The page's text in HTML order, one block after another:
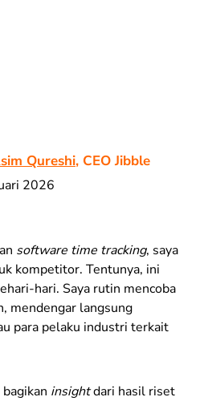
Qureshi, CEO Jibble
2026
software time tracking, saya
kompetitor. Tentunya, ini
hari. Saya rutin mencoba
mendengar langsung
para pelaku industri terkait
insightdari hasil riset